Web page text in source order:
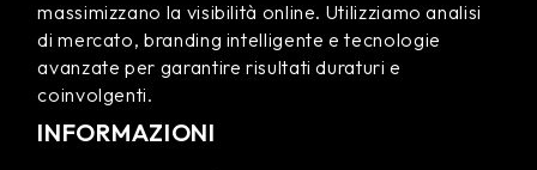
massimizzano la visibilità online. Utilizziamo analisi
di mercato, branding intelligente e tecnologie
avanzate per garantire risultati duraturi e
coinvolgenti.
INFORMAZIONI